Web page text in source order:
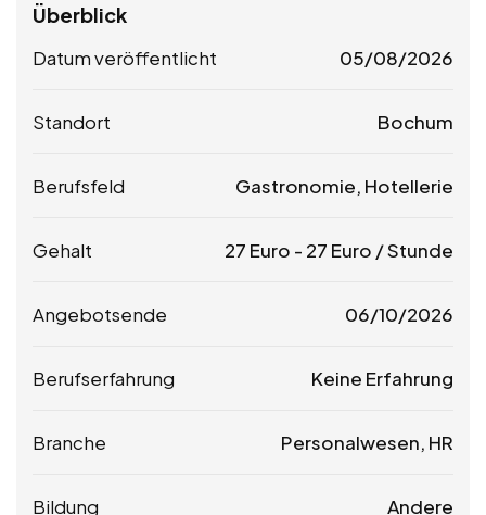
Überblick
Datum veröffentlicht 05/08/2026
Standort Bochum
Berufsfeld Gastronomie, Hotellerie
Gehalt 27 Euro - 27 Euro / Stunde
Angebotsende 06/10/2026
Berufserfahrung Keine Erfahrung
Branche Personalwesen, HR
Bildung Andere